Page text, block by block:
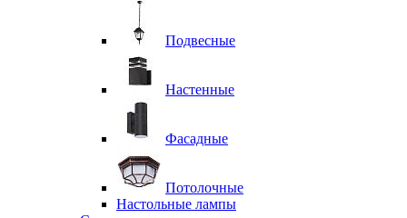
Подвесные
Настенные
Фасадные
Потолочные
Настольные лампы